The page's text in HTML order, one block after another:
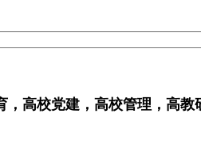
高校党建，高校管理，高